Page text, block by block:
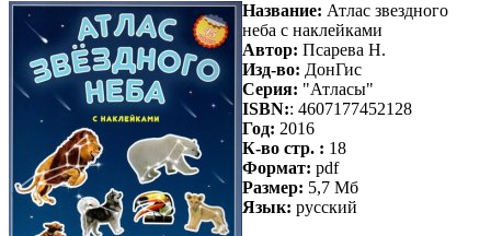
Название: Атлас звездного
неба с наклейками
Автор: Псарева Н.
Изд-во: ДонГис
Серия: "Атласы"
ISBN:: 4607177452128
Год: 2016
К-во стр. : 18
Формат: pdf
Размер: 5,7 Мб
Язык: русский